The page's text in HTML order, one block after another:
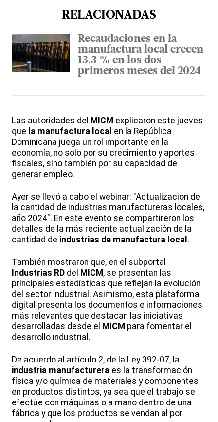
RELACIONADAS
Recaudaciones en la
manufactura local crecen
13.3 % en los dos
primeros meses del 2024
Las autoridades del MICM explicaron este jueves
que la manufactura local en la República
Dominicana juega un rol importante en la
economía, no solo por su crecimiento y aportes
fiscales, sino también por su capacidad de
generar empleo.
Ayer se llevó a cabo el webinar: "Actualización de
la cantidad de industrias manufactureras locales,
año 2024". En este evento se compartireron los
detalles de la más reciente actualización de la
cantidad de industrias de manufactura local .
También mostraron que, en el subportal
Industrias RD del MICM, se presentan las
principales estadísticas que reflejan la evolución
del sector industrial. Asimismo, esta plataforma
digital presenta los documentos e informaciones
más relevantes que destacan las iniciativas
desarrolladas desde el MICM para fomentar el
desarrollo industrial.
De acuerdo al artículo 2, de la Ley 392-07, la
industria manufacturera es la transformación
física y/o química de materiales y componentes
en productos distintos, ya sea que el trabajo se
efectúe con máquinas o a mano dentro de una
fábrica y que los productos se vendan al por